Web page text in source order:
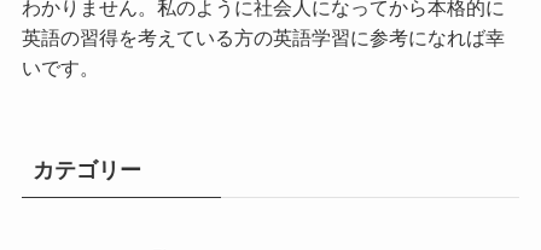
わかりません。私のように社会人になってから本格的に
英語の習得を考えている方の英語学習に参考になれば幸
いです。
カテゴリー